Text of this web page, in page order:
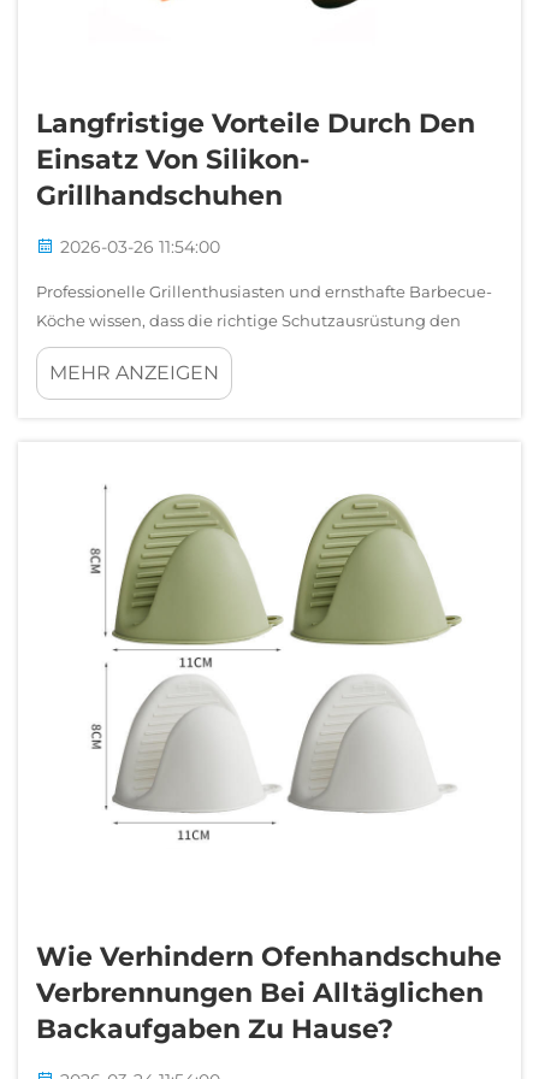
Langfristige Vorteile Durch Den
Einsatz Von Silikon-
Grillhandschuhen
2026-03-26 11:54:00
Professionelle Grillenthusiasten und ernsthafte Barbecue-
Köche wissen, dass die richtige Schutzausrüstung den
Unterschied zwischen sicheren, angenehmen
Kochsessions und potenziell gefährlichen Begegnungen
MEHR ANZEIGEN
Wie Verhindern Ofenhandschuhe
Verbrennungen Bei Alltäglichen
Backaufgaben Zu Hause?